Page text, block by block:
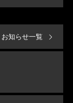
お知らせ一覧